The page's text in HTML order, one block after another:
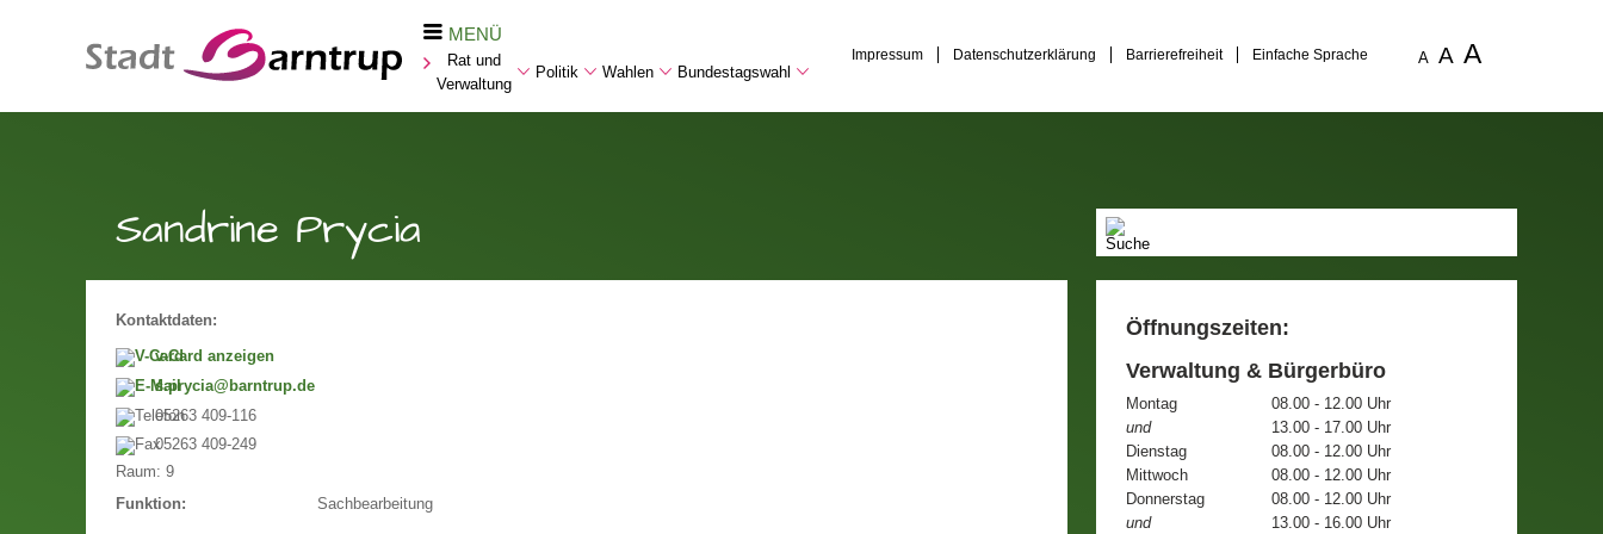
MENÜ
Rat und
Verwaltung
Politik Wahlen Bundestagswahl
Impressum Datenschutzerklärung Barrierefreiheit Einfache Sprache A A A
Sandrine Prycia
Kontaktdaten:
v-Card anzeigen
s.prycia@barntrup.de
05263 409-116
05263 409-249
Raum: 9
Funktion:
Sachbearbeitung
Öffnungszeiten:
Verwaltung & Bürgerbüro
Montag
08.00 - 12.00 Uhr
und
13.00 - 17.00 Uhr
Dienstag
08.00 - 12.00 Uhr
Mittwoch
08.00 - 12.00 Uhr
Donnerstag
08.00 - 12.00 Uhr
und
13.00 - 16.00 Uhr